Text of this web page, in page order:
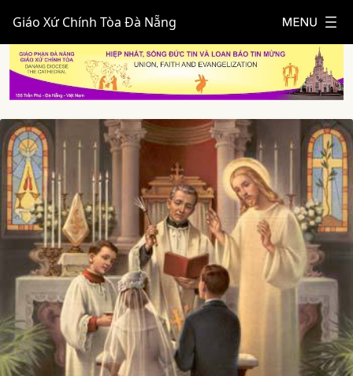
Giáo Xứ Chính Tòa Đà Nẵng